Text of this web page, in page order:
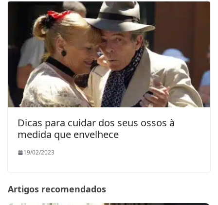
Dicas para cuidar dos seus ossos à
medida que envelhece
19/02/2023
Artigos recomendados